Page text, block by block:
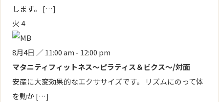
します。 […]
火4
8月4日 ／ 11:00 am - 12:00 pm
マタニティフィットネス～ピラティス＆ビクス～/対面
安産に大変効果的なエクササイズです。 リズムにのって体
を動か […]